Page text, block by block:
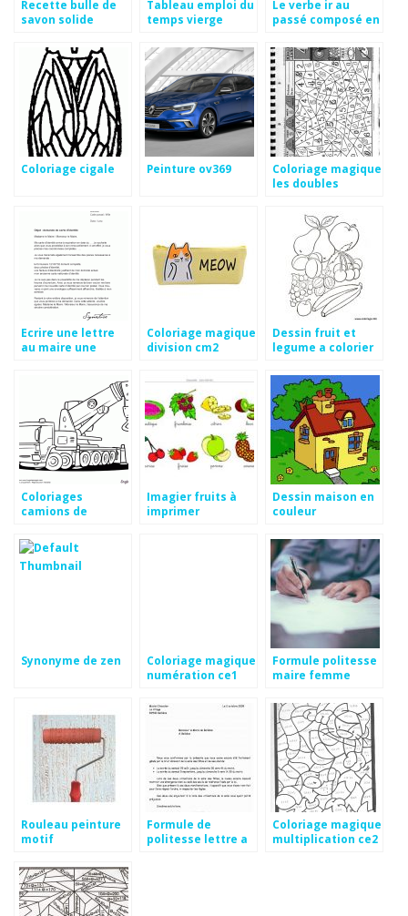
Recette bulle de
savon solide
Tableau emploi du
temps vierge
Le verbe ir au
passé composé en
Coloriage cigale Peinture ov369
Coloriage magique
les doubles
Ecrire une lettre
au maire une
Coloriage magique
division cm2
Dessin fruit et
legume a colorier
Coloriages
camions de
Imagier fruits à
imprimer
Dessin maison en
couleur
Synonyme de zen
Coloriage magique
numération ce1
Formule politesse
maire femme
Rouleau peinture
motif
Formule de
politesse lettre a
Coloriage magique
multiplication ce2